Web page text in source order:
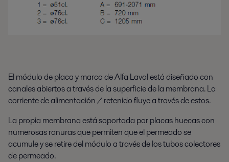
El módulo de placa y marco de Alfa Laval está diseñado con
canales abiertos a través de la superficie de la membrana. La
corriente de alimentación / retenido fluye a través de estos.
La propia membrana está soportada por placas huecas con
numerosas ranuras que permiten que el permeado se
acumule y se retire del módulo a través de los tubos colectores
de permeado.